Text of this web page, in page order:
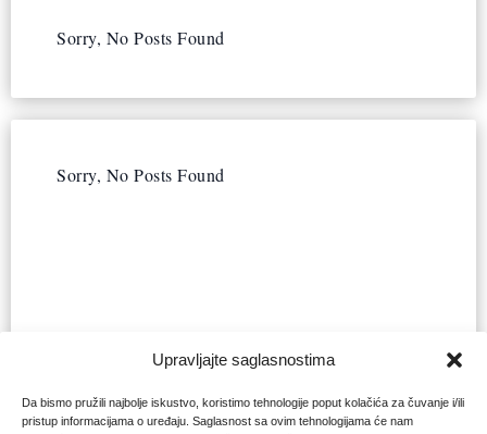
Upravljajte saglasnostima
Da bismo pružili najbolje iskustvo, koristimo tehnologije poput kolačića za čuvanje i/ili
pristup informacijama o uređaju. Saglasnost sa ovim tehnologijama će nam
Sorry, No Posts Found
Sorry, No Posts Found